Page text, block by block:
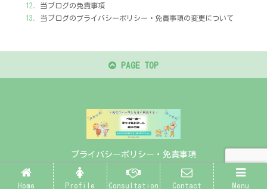
当ブログの免責事項
当ブログのプライバシーポリシー・免責事項の変更について
PAGE TOP
プライバシーポリシー・免責事項
© 2021 ちゃこまる。.
Home
Profile Consultation Contact Menu